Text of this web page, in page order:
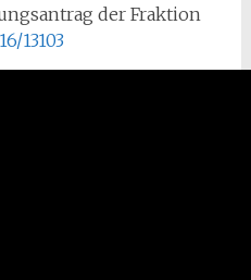
der Fraktion
13103